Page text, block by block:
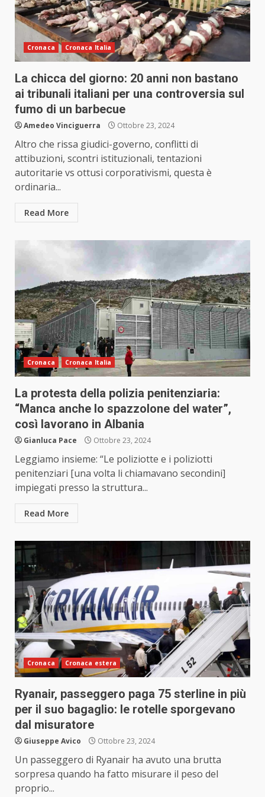
Cronaca Cronaca Italia
La chicca del giorno: 20 anni non bastano
ai tribunali italiani per una controversia sul
fumo di un barbecue
Amedeo Vinciguerra Ottobre 23, 2024
Altro che rissa giudici-governo, conflitti di
attibuzioni, scontri istituzionali, tentazioni
autoritarie vs ottusi corporativismi, questa è
ordinaria...
Read More
Cronaca Cronaca Italia
La protesta della polizia penitenziaria:
“Manca anche lo spazzolone del water”,
così lavorano in Albania
Gianluca Pace Ottobre 23, 2024
Leggiamo insieme: “Le poliziotte e i poliziotti
penitenziari [una volta li chiamavano secondini]
impiegati presso la struttura...
Read More
Cronaca Cronaca estera
Ryanair, passeggero paga 75 sterline in più
per il suo bagaglio: le rotelle sporgevano
dal misuratore
Giuseppe Avico Ottobre 23, 2024
Un passeggero di Ryanair ha avuto una brutta
sorpresa quando ha fatto misurare il peso del
proprio...